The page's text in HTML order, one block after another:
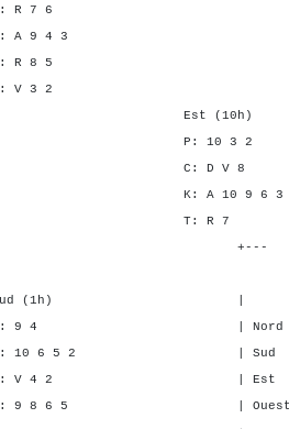
7 6
4 3
8 5
3 2
Est (10h)
8 5 P: 10
C: D
A 10 9
10 4 T:
| SA P C
| Nord - -
5 2 | Sud -
| Est 5 5
| Ouest 5 5